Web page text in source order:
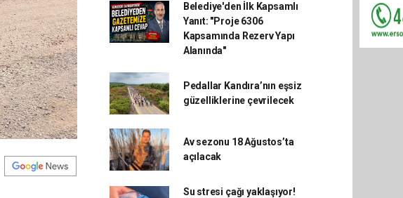
Belediye'den İlk Kapsamlı
Yanıt: "Proje 6306
Kapsamında Rezerv Yapı
Alanında"
Pedallar Kandıra’nın eşsiz
güzelliklerine çevrilecek
Av sezonu 18 Ağustos’ta
açılacak
Su stresi çağı yaklaşıyor!